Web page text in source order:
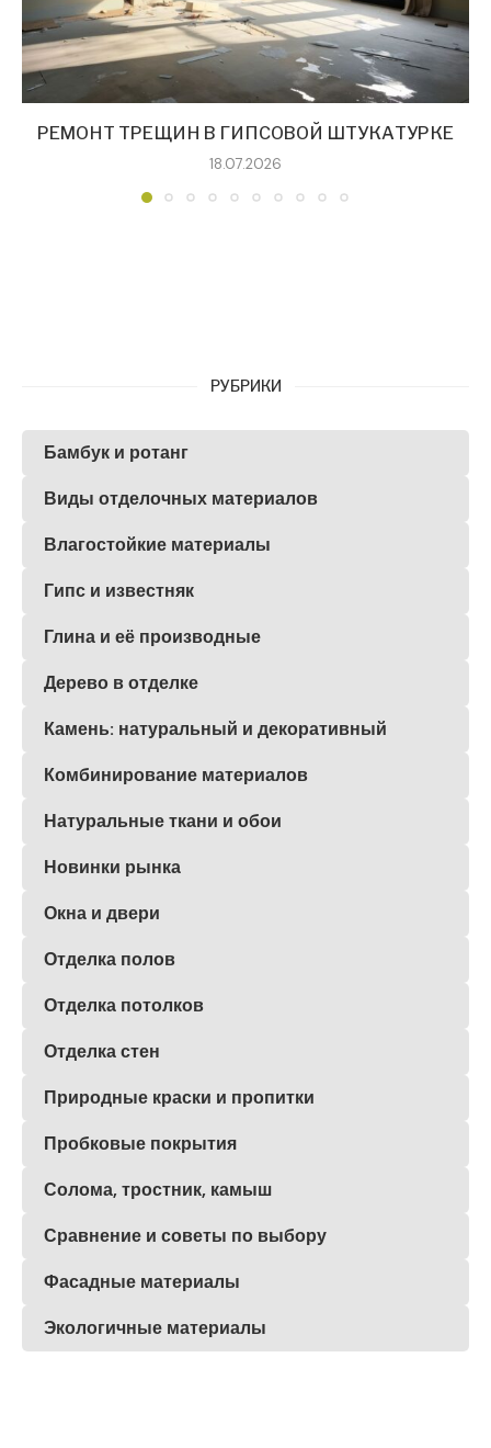
РЕМОНТ ТРЕЩИН В ГИПСОВОЙ ШТУКАТУРКЕ
18.07.2026
РУБРИКИ
Бамбук и ротанг
Виды отделочных материалов
Влагостойкие материалы
Гипс и известняк
Глина и её производные
Дерево в отделке
Камень: натуральный и декоративный
Комбинирование материалов
Натуральные ткани и обои
Новинки рынка
Окна и двери
Отделка полов
Отделка потолков
Отделка стен
Природные краски и пропитки
Пробковые покрытия
Солома, тростник, камыш
Сравнение и советы по выбору
Фасадные материалы
Экологичные материалы